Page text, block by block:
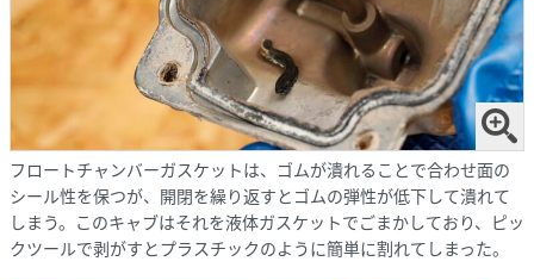
フロートチャンバーガスケットは、ゴムが潰れることで合わせ面の
シール性を保つが、開閉を繰り返すとゴムの弾性が低下して潰れて
しまう。このキャブはそれを液体ガスケットでごまかしており、ピッ
クツールで剥がすとプラスチックのように簡単に割れてしまった。